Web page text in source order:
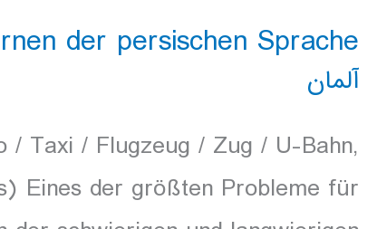
der persischen Sprache
آلمان
/ Taxi / Flugzeug / Zug / U-Bahn,
Eines der größten Probleme für